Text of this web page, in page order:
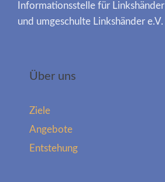
Informationsstelle für Linkshänder
und umgeschulte Linkshänder e.V.
Über uns
Ziele
Angebote
Entstehung